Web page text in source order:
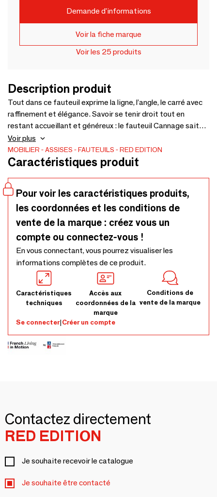
Demande d'informations
Voir la fiche marque
Voir les 25 produits
Description produit
Tout dans ce fauteuil exprime la ligne, l’angle, le carré avec
raffinement et élégance. Savoir se tenir droit tout en
restant accueillant et généreux : le fauteuil Cannage sait
faire les deux avec virtuosité. Une allure sérieuse à chahuter
avec la couleur de l’assise.Mousse HR, bi-densité 30 -
35kg/m3. Coussins de dossier en plumes d’oie. Disponible
Voir plus
MOBILIER ASSISES FAUTEUILS RED EDITION
Caractéristiques produit
Pour voir les caractéristiques produits,
les coordonnées et les conditions de
vente de la marque : créez vous un
compte ou connectez-vous !
En vous connectant, vous pourrez visualiser les
informations complètes de ce produit.
Caractéristiques
techniques
Accès aux
coordonnées de la
marque
Conditions de
vente de la marque
Se connecter|Créer un compte
Contactez directement
RED EDITION
Je souhaite recevoir le catalogue
Je souhaite être contacté